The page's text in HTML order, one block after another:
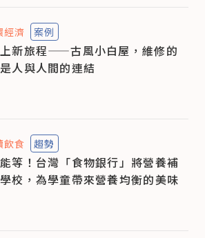
經濟 案例
新旅程——古風小白屋，維修的
人與人間的連結
飲食 趨勢
等！台灣「食物銀行」將營養補
校，為學童帶來營養均衡的美味